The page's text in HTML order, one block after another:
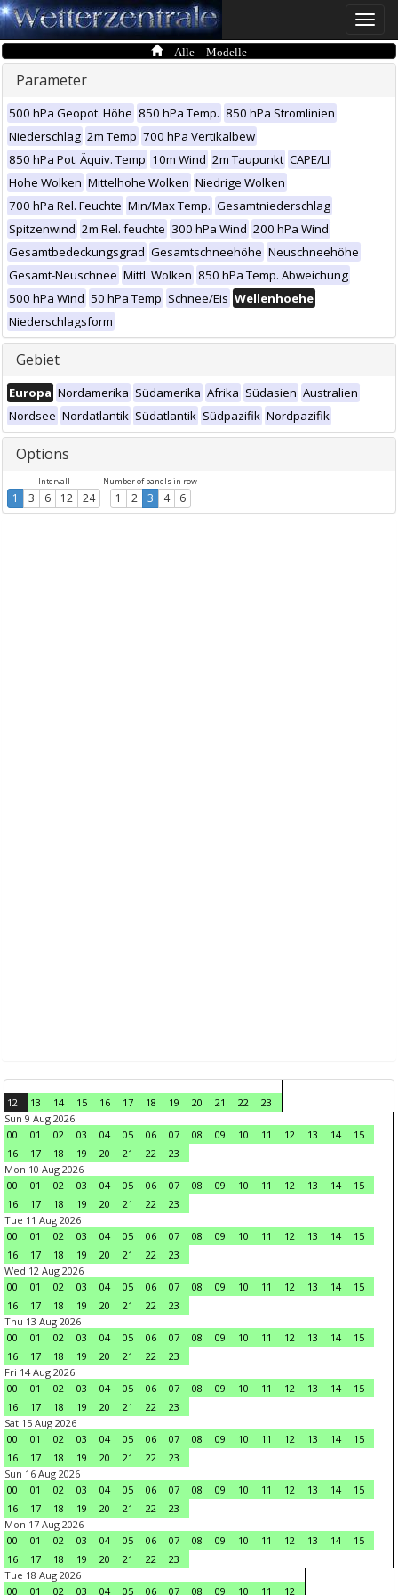
Toggle
Alle Modelle
Parameter
500 hPa Geopot. Höhe 850 hPa Temp. 850 hPa Stromlinien
Niederschlag 2m Temp 700 hPa Vertikalbew
850 hPa Pot. Äquiv. Temp 10m Wind 2m Taupunkt CAPE/LI
Hohe Wolken Mittelhohe Wolken Niedrige Wolken
700 hPa Rel. Feuchte Min/Max Temp. Gesamtniederschlag
Spitzenwind 2m Rel. feuchte 300 hPa Wind 200 hPa Wind
Gesamtbedeckungsgrad Gesamtschneehöhe Neuschneehöhe
Gesamt-Neuschnee Mittl. Wolken 850 hPa Temp. Abweichung
500 hPa Wind 50 hPa Temp Schnee/Eis Wellenhoehe
Niederschlagsform
Gebiet
Europa Nordamerika Südamerika Afrika Südasien Australien
Nordsee Nordatlantik Südatlantik Südpazifik Nordpazifik
Options
Intervall
1 3 6 12 24
Number of panels in row
1 2 3 4 6
12 13 14 15 16 17 18 19 20 21 22
23
Sun 9 Aug 2026
00
01 02 03 04 05 06 07 08 09 10 11 12 13 14
15
16
17 18 19 20 21 22
23
Mon 10 Aug 2026
00
01 02 03 04 05 06 07 08 09 10 11 12 13 14
15
16
17 18 19 20 21 22
23
Tue 11 Aug 2026
00
01 02 03 04 05 06 07 08 09 10 11 12 13 14
15
16
17 18 19 20 21 22
23
Wed 12 Aug 2026
00
01 02 03 04 05 06 07 08 09 10 11 12 13 14
15
16
17 18 19 20 21 22
23
Thu 13 Aug 2026
00
01 02 03 04 05 06 07 08 09 10 11 12 13 14
15
16
17 18 19 20 21 22
23
Fri 14 Aug 2026
00
01 02 03 04 05 06 07 08 09 10 11 12 13 14
15
16
17 18 19 20 21 22
23
Sat 15 Aug 2026
00
01 02 03 04 05 06 07 08 09 10 11 12 13 14
15
16
17 18 19 20 21 22
23
Sun 16 Aug 2026
00
01 02 03 04 05 06 07 08 09 10 11 12 13 14
15
16
17 18 19 20 21 22
23
Mon 17 Aug 2026
00
01 02 03 04 05 06 07 08 09 10 11 12 13 14
15
16
17 18 19 20 21 22
23
Tue 18 Aug 2026
00
01 02 03 04 05 06 07 08 09 10 11 12